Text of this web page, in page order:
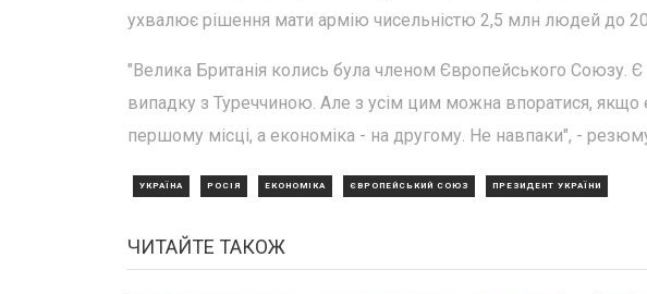
ухвалює рішення мати армію чисельністю 2,5 млн людей до
"Велика Британія колись була членом Європейського Союзу.
випадку з Туреччиною. Але з усім цим можна впоратися, якщо
першому місці, а економіка - на другому. Не навпаки", -
УКРАЇНА РОСІЯ ЕКОНОМІКА ЄВРОПЕЙСЬКИЙ СОЮЗ ПРЕЗИДЕНТ УКРАЇНИ
ЧИТАЙТЕ ТАКОЖ